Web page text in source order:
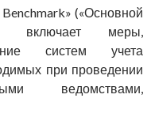
(«Основной
включает меры,
систем учета
при проведении
ведомствами,